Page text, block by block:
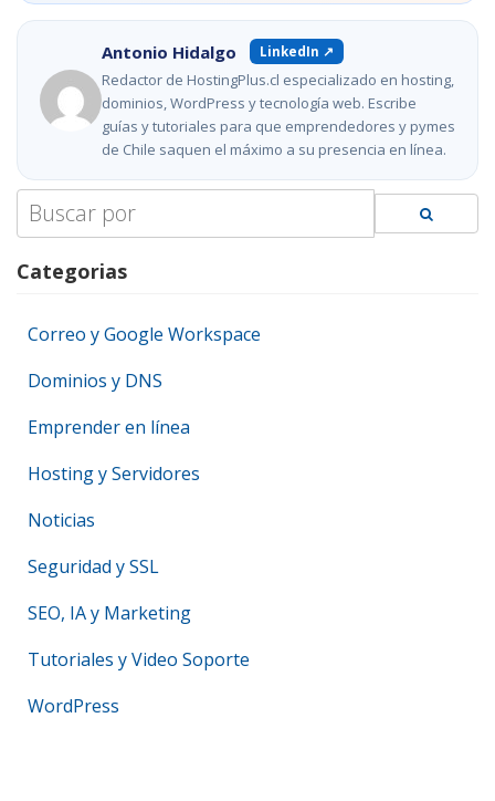
Antonio Hidalgo LinkedIn ↗
Redactor de HostingPlus.cl especializado en hosting,
dominios, WordPress y tecnología web. Escribe
guías y tutoriales para que emprendedores y pymes
de Chile saquen el máximo a su presencia en línea.
Search
for:
Categorias
Correo y Google Workspace
Dominios y DNS
Emprender en línea
Hosting y Servidores
Noticias
Seguridad y SSL
SEO, IA y Marketing
Tutoriales y Video Soporte
WordPress